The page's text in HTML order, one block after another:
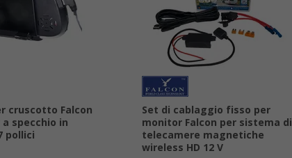
cruscotto Falcon
specchio in
pollici
Set di cablaggio fisso per
monitor Falcon per sistema di
telecamere magnetiche
wireless HD 12 V